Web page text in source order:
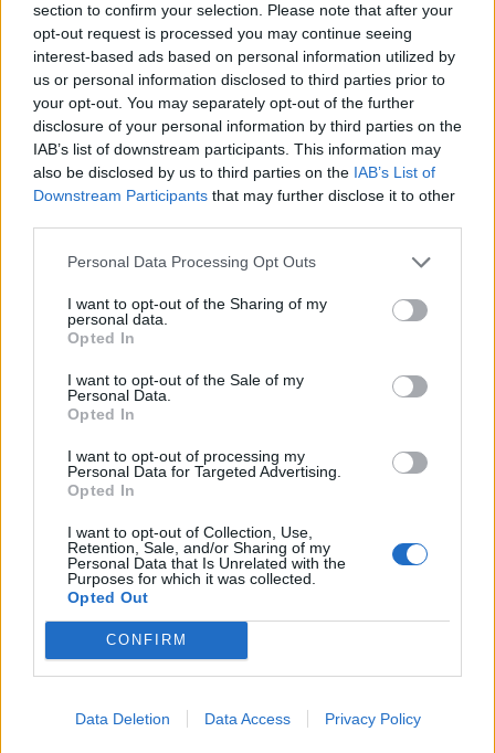
section to confirm your selection. Please note that after your
opt-out request is processed you may continue seeing
interest-based ads based on personal information utilized by
us or personal information disclosed to third parties prior to
your opt-out. You may separately opt-out of the further
disclosure of your personal information by third parties on the
IAB’s list of downstream participants. This information may
also be disclosed by us to third parties on the IAB’s List of
Downstream Participants that may further disclose it to other
Personal Data Processing Opt Outs
I want to opt-out of the Sharing of my
personal data.
Opted In
I want to opt-out of the Sale of my
Personal Data.
Opted In
I want to opt-out of processing my
Personal Data for Targeted Advertising.
Opted In
I want to opt-out of Collection, Use,
Retention, Sale, and/or Sharing of my
Personal Data that Is Unrelated with the
Purposes for which it was collected.
Opted Out
CONFIRM
Data Deletion Data Access Privacy Policy
Riepilogo stagione
Squalificato 0 - 0%
Inutilizzato 13 - 72%